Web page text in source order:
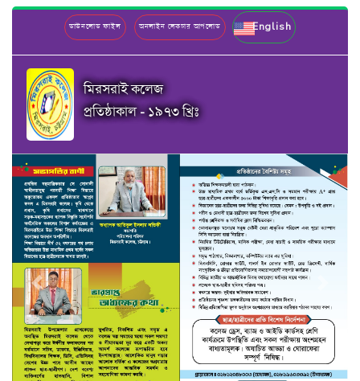
ডাউনলোড ফাইল অনলাইন লেকচার আপলোড English
মিরসরাই কলেজ
প্রতিষ্ঠাকাল - ১৯৭৩ খ্রিঃ
Previous